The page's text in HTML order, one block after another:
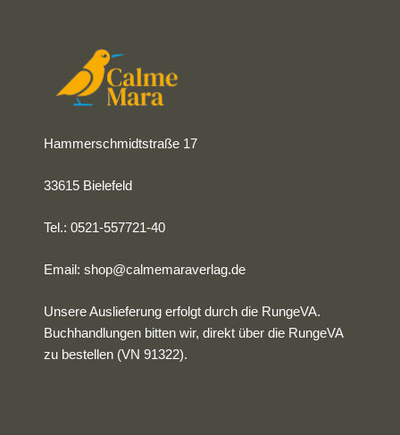
Hammerschmidtstraße 17
33615 Bielefeld
Tel.: 0521-557721-40
Email:shop@calmemaraverlag.de
Unsere Auslieferung erfolgt durch die RungeVA.
Buchhandlungen bitten wir, direkt über die RungeVA
zu bestellen (VN 91322).